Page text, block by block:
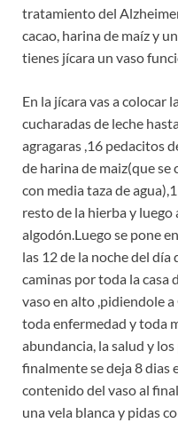
tratamiento del
cacao, harina de maíz y
tienes jícara un vaso
En la jícara vas a colocar
cucharadas de leche
agragaras ,16 pedacitos
de harina de maiz(que
con media taza de
resto de la hierba y luego
algodón.Luego se pone
las 12 de la noche del día
caminas por toda la casa
vaso en alto ,pidiendole
toda enfermedad y toda
abundancia, la salud y
finalmente se deja 8 dias
contenido del vaso al
una vela blanca y pidas